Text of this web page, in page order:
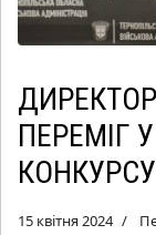
ПЕРЕМІГ
15 квітня 2024